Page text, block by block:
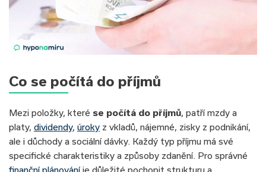
Co se počítá do příjmů
Mezi položky, které se počítá do příjmů , patří mzdy a
platy, dividendy, úroky z vkladů, nájemné, zisky z podnikání,
ale i důchody a sociální dávky. Každý typ příjmu má své
specifické charakteristiky a způsoby zdanění. Pro správné
finanční plánováníje důležité pochopit strukturu a